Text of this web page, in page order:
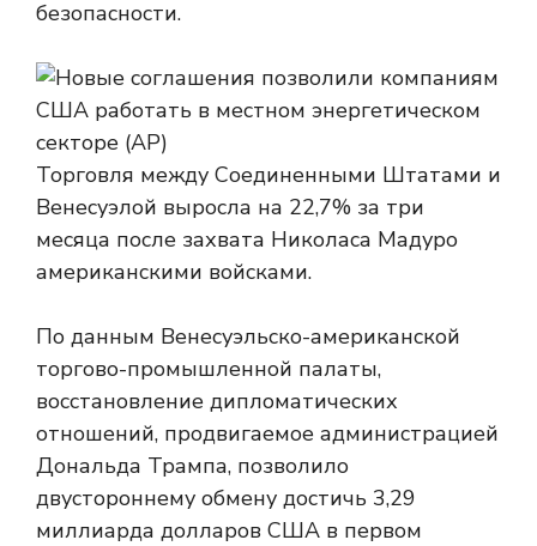
безопасности.
Торговля между Соединенными Штатами и
Венесуэлой выросла на 22,7% за три
месяца после захвата Николаса Мадуро
американскими войсками.
По данным Венесуэльско-американской
торгово-промышленной палаты,
восстановление дипломатических
отношений, продвигаемое администрацией
Дональда Трампа, позволило
двустороннему обмену достичь 3,29
миллиарда долларов США в первом